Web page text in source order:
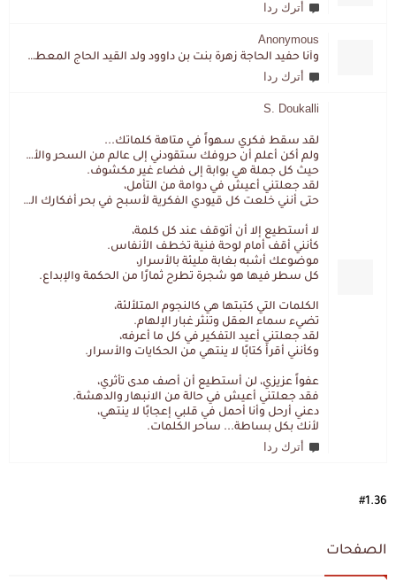
أترك ردا
Anonymous
وأنا حفيد الحاجة زهرة بنت بن داوود ولد القيد الحاج المعطي المزمزي . ولا نمتلك من إرثه شيئا .
أترك ردا
S. Doukalli
لقد سقط فكري سهواً في متاهة كلماتك...
ولم أكن أعلم أن حروفك ستقودني إلى عالم من السحر والألغاز،
حيث كل جملة هي بوابة إلى فضاء غير مكشوف.
لقد جعلتني أعيش في دوامة من التأمل،
حتى أنني خلعت كل قيودي الفكرية لأسبح في بحر أفكارك العميق.
لا أستطيع إلا أن أتوقف عند كل كلمة،
كأنني أقف أمام لوحة فنية تخطف الأنفاس.
موضوعك أشبه بغابة مليئة بالأسرار،
كل سطر فيها هو شجرة تطرح ثمارًا من الحكمة والإبداع.
الكلمات التي كتبتها هي كالنجوم المتلألئة،
تضيء سماء العقل وتنثر غبار الإلهام.
لقد جعلتني أعيد التفكير في كل ما أعرفه،
وكأنني أقرأ كتابًا لا ينتهي من الحكايات والأسرار.
عفواً عزيزي، لن أستطيع أن أصف مدى تأثري،
فقد جعلتني أعيش في حالة من الانبهار والدهشة.
دعني أرحل وأنا أحمل في قلبي إعجابًا لا ينتهي،
لأنك بكل بساطة... ساحر الكلمات.
أترك ردا
#1.36
الصفحات